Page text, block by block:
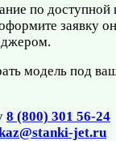
по
заявку
модель под
8 (800) 301 56-24
jet.ru